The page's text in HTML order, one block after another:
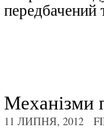
передбачений
Механізми
11 ЛИПНЯ, 2012